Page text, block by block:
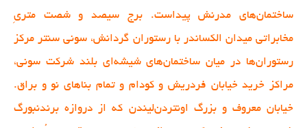
ساختمان‌های مدرنش پیداست. برج سیصد و شصت متریِ
مخابراتی میدان الکساندر با رستوران گردانش، سونی سنتر‌ مرکز
رستوران‌ها در میان ساختمان‌های شیشه‌ای بلند شرکت سونی،
مراکز خرید خیابان فردریش و کودام و تمام بنا‌های نو و براق.
خیابان معروف و بزرگ اونتر‌دن‌لیندن که از دروازه برندنبورگ